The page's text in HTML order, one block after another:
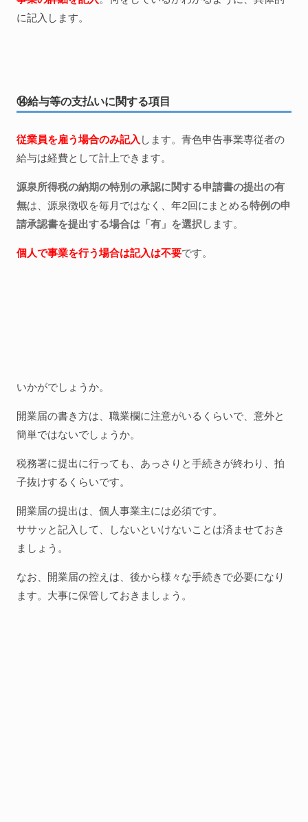
に記入します。
⑭給与等の支払いに関する項目
従業員を雇う場合のみ記入 します。青色申告事業専従者の
給与は経費として計上できます。
源泉所得税の納期の特別の承認に関する申請書の提出の有
無は、源泉徴収を毎月ではなく、年2回にまとめる特例の申
請承認書を提出する場合は「有」を選択 します。
個人で事業を行う場合は記入は不要です。
いかがでしょうか。
開業届の書き方は、職業欄に注意がいるくらいで、意外と
簡単ではないでしょうか。
税務署に提出に行っても、あっさりと手続きが終わり、拍
子抜けするくらいです。
開業届の提出は、個人事業主には必須です。
ササッと記入して、しないといけないことは済ませておき
ましょう。
なお、開業届の控えは、後から様々な手続きで必要になり
ます。大事に保管しておきましょう。